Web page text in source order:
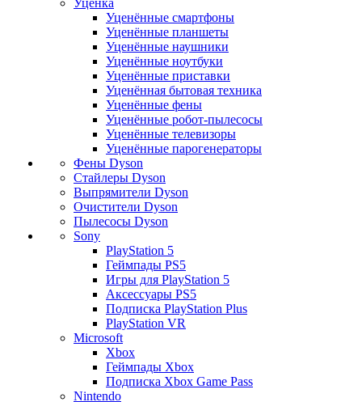
Уценка
Уценённые смартфоны
Уценённые планшеты
Уценённые наушники
Уценённые ноутбуки
Уценённые приставки
Уценённая бытовая техника
Уценённые фены
Уценённые робот-пылесосы
Уценённые телевизоры
Уценённые парогенераторы
Фены Dyson
Стайлеры Dyson
Выпрямители Dyson
Очистители Dyson
Пылесосы Dyson
Sony
PlayStation 5
Геймпады PS5
Игры для PlayStation 5
Аксессуары PS5
Подписка PlayStation Plus
PlayStation VR
Microsoft
Xbox
Геймпады Xbox
Подписка Xbox Game Pass
Nintendo